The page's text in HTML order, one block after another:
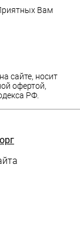
Вам
сайте, носит
офертой,
РФ.